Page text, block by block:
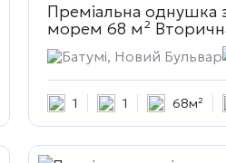
Преміальна однушка
морем 68 м²
недвижимость
Батумі, Новий Бульвар
1 1 68м²